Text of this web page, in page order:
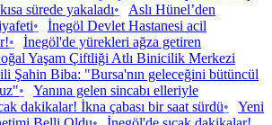
sürede yakaladı•
Aslı Hünel’den
•
İnegöl Devlet Hastanesi acil
•
İnegöl'de yürekleri ağza getiren
Yaşam Çiftliği Atlı Binicilik Merkezi
Şahin Biba: "Bursa'nın geleceğini bütüncül
•
Yanına gelen sincabı elleriyle
dakikalar! İkna çabası bir saat sürdü•
Yeni